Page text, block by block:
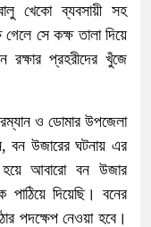
খেকো ব্যবসায়ী সহ
সে কক্ষ তালা দিয়ে
প্রহরীদের খুঁজে
ও ডোমার উপজেলা
বন উজারের ঘটনায় এর
হয়ে আবারো বন উজার
দিয়েছি। বনের
পদক্ষেপ নেওয়া হবে।